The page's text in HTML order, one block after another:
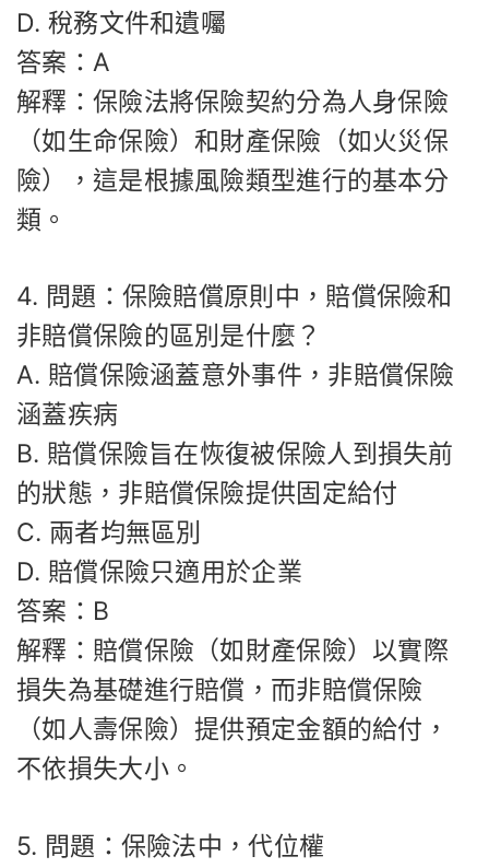
D. 稅務文件和遺囑
答案：A
解釋：保險法將保險契約分為人身保險
（如生命保險）和財產保險（如火災保
險），這是根據風險類型進行的基本分
類。
4. 問題：保險賠償原則中，賠償保險和
非賠償保險的區別是什麼？
A. 賠償保險涵蓋意外事件，非賠償保險
涵蓋疾病
B. 賠償保險旨在恢復被保險人到損失前
的狀態，非賠償保險提供固定給付
C. 兩者均無區別
D. 賠償保險只適用於企業
答案：B
解釋：賠償保險（如財產保險）以實際
損失為基礎進行賠償，而非賠償保險
（如人壽保險）提供預定金額的給付，
不依損失大小。
5. 問題：保險法中，代位權